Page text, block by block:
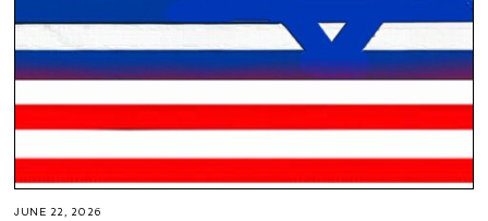
JUNE 22, 2026